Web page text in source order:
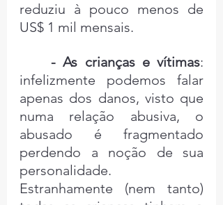
reduziu à pouco menos de
US$ 1 mil mensais.
	- As crianças e vítimas
:
infelizmente podemos falar
apenas dos danos, visto que
numa relação abusiva, o
abusado é fragmentado
perdendo a noção de sua
personalidade.
Estranhamente (nem tanto)